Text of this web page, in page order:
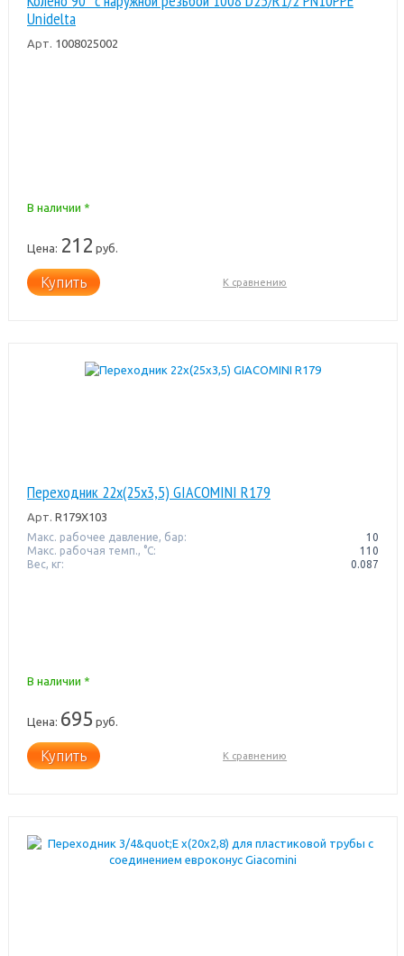
Unidelta
Арт. 1008025002
В наличии *
Цена: 212 руб.
Купить К сравнению
Переходник 22x(25x3,5) GIACOMINI R179
Арт. R179X103
Макс. рабочее давление, бар:
10
Макс. рабочая темп., °С:
110
Вес, кг:
0.087
В наличии *
Цена: 695 руб.
Купить К сравнению